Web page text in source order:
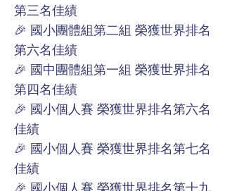
第三名佳績
🎉 國小團體組第二組 榮獲世界排名
第六名佳績
🎉 國中團體組第一組 榮獲世界排名
第四名佳績
🎉 國小個人賽 榮獲世界排名第六名
佳績
🎉 國小個人賽 榮獲世界排名第七名
佳績